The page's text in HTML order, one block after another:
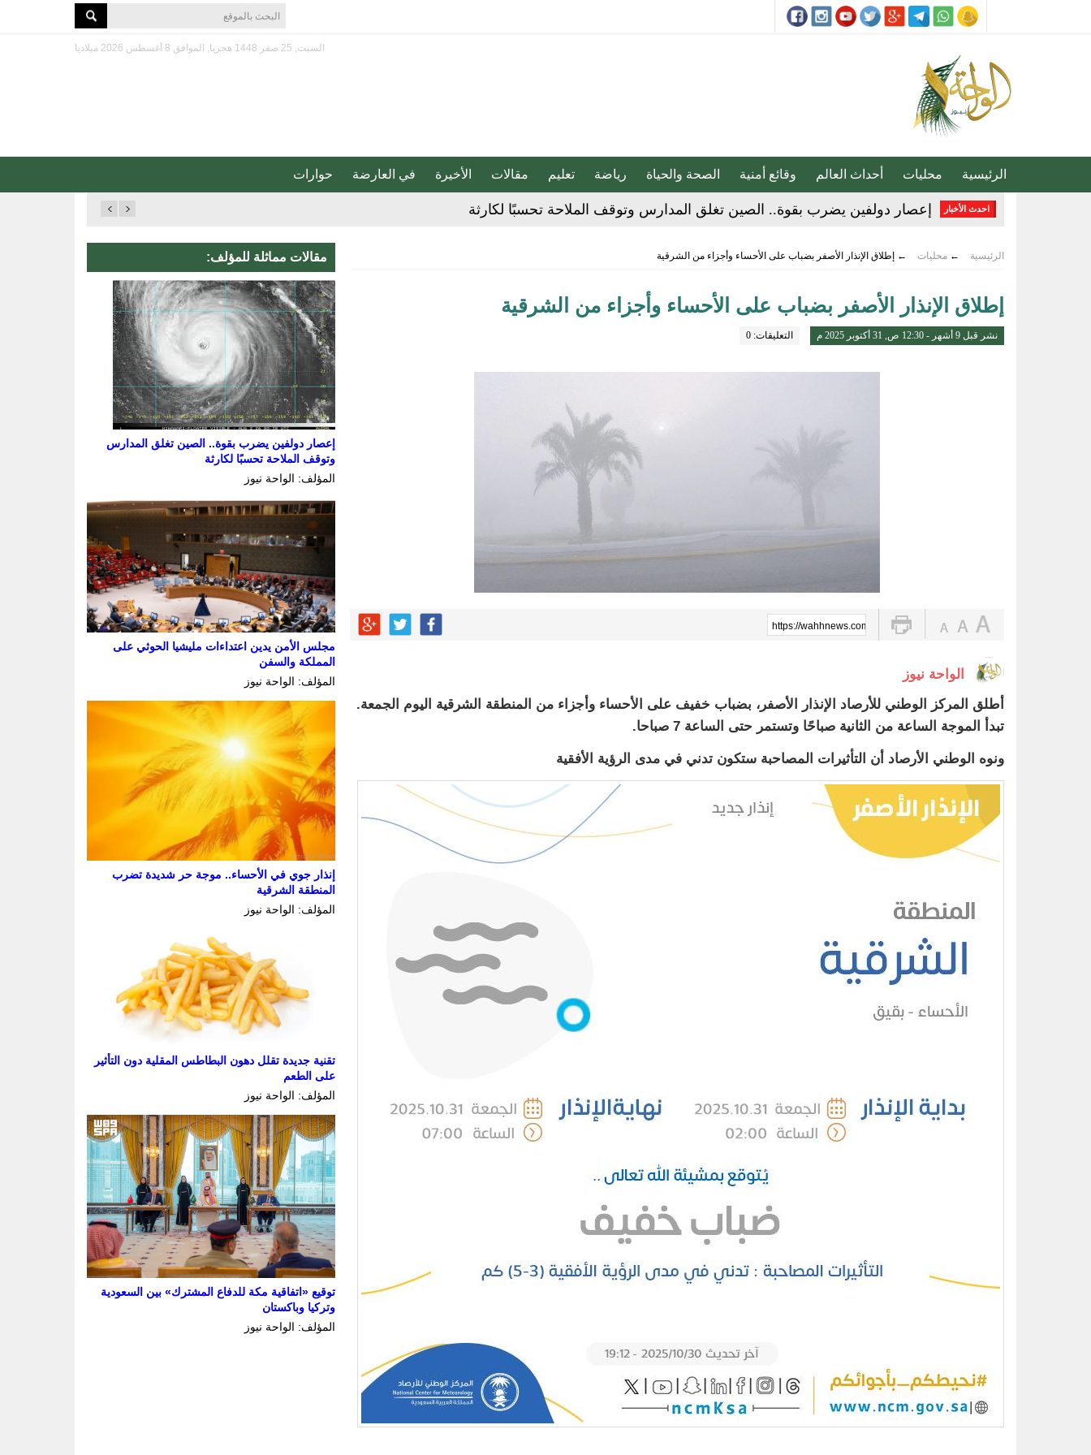
السبت, 25 صفر 1448 هجريا, الموافق 8 أغسطس 2026 ميلاديا
الرئيسية محليات أحداث العالم وقائع أمنية الصحة والحياة رياضة تعليم مقالات الأخيرة في العارضة حوارات
احدث الأخبار إعصار دولفين يضرب بقوة.. الصين تغلق المدارس وتوقف الملاحة تحسبًا لكارثة
20 دقيقة تغيّر حياتك.. الخضيري يوجّه نصائح مهمة للوقاية وتحسين نمط الحياة
مجلس الأمن يدين اعتداءات مليشيا الحوثي على المملكة والسفن
إنذار جوي في الأحساء.. موجة حر شديدة تضرب المنطقة الشرقية
تقنية جديدة تقلل دهون البطاطس المقلية دون التأثير على الطعم
القبض على مواطنين لترويجهما الشبو المخدر في الشرقية
المركز الإعلامي بنادي الفتح .. نموذج للإبداع والاحترافية بقيادة محمد الضيف
تحذير عاجل من «الغذاء والدواء» بشأن منتجات قهوة وشوكولاتة مضاف إليها الجينسنغ
تعليم الأحساء وجامعة الملك عبدالله يختتمان “كاوست الصيفي ” للذكاء الاصطناعي
الرئيسية ← محليات ← إطلاق الإنذار الأصفر بضباب على الأحساء وأجزاء من الشرقية
إطلاق الإنذار الأصفر بضباب على الأحساء وأجزاء من الشرقية
نشر قبل 9 أشهر - 12:30 ص, 31 أكتوبر 2025 م التعليقات: 0
https://wahhnews.com/?p=88969
الواحة نيوز
أطلق المركز الوطني للأرصاد الإنذار الأصفر، بضباب خفيف على الأحساء وأجزاء من المنطقة الشرقية اليوم الجمعة.
تبدأ الموجة الساعة من الثانية صباحًا وتستمر حتى الساعة 7 صباحا.
ونوه الوطني الأرصاد أن التأثيرات المصاحبة ستكون تدني في مدى الرؤية الأفقية
مقالات مماثلة للمؤلف:
إعصار دولفين يضرب بقوة.. الصين تغلق المدارس
وتوقف الملاحة تحسبًا لكارثة
المؤلف: الواحة نيوز
مجلس الأمن يدين اعتداءات مليشيا الحوثي على
المملكة والسفن
المؤلف: الواحة نيوز
إنذار جوي في الأحساء.. موجة حر شديدة تضرب
المنطقة الشرقية
المؤلف: الواحة نيوز
تقنية جديدة تقلل دهون البطاطس المقلية دون التأثير
على الطعم
المؤلف: الواحة نيوز
توقيع «اتفاقية مكة للدفاع المشترك» بين السعودية
وتركيا وباكستان
المؤلف: الواحة نيوز